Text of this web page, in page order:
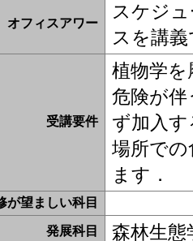
オフィスアワー
スケジ
スを講
受講要件
植物学
危険が伴
ず加入
場所で
ます．
が望ましい科目
発展科目 森林生態